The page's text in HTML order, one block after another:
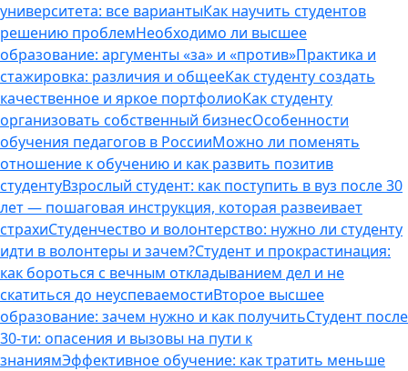
университета: все вариантыКак научить студентов
решению проблемНеобходимо ли высшее
образование: аргументы «за» и «против»Практика и
стажировка: различия и общееКак студенту создать
качественное и яркое портфолиоКак студенту
организовать собственный бизнесОсобенности
обучения педагогов в РоссииМожно ли поменять
отношение к обучению и как развить позитив
студентуВзрослый студент: как поступить в вуз после 30
лет — пошаговая инструкция, которая развеивает
страхиСтуденчество и волонтерство: нужно ли cтуденту
идти в волонтеры и зачем?Студент и прокрастинация:
как бороться с вечным откладыванием дел и не
скатиться до неуспеваемостиВторое высшее
образование: зачем нужно и как получитьСтудент после
30-ти: опасения и вызовы на пути к
знаниямЭффективное обучение: как тратить меньше